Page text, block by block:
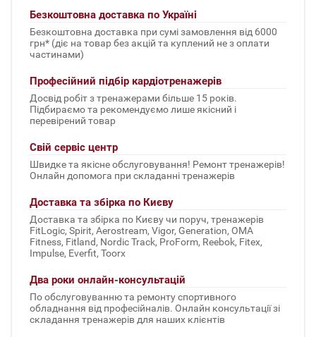
Безкоштовна доставка по Україні
Безкоштовна доставка при сумі замовлення від 6000
грн* (діє на товар без акцій та куплений не з оплати
частинами)
Професійний підбір кардіотренажерів
Досвід робіт з тренажерами більше 15 років.
Підбираємо та рекомендуємо лише якісний і
перевірений товар
Свій сервіс центр
Швидке та якісне обслуговування! Ремонт тренажерів!
Онлайн допомога при складанні тренажерів
Доставка та збірка по Києву
Доставка та збірка по Києву чи поруч, тренажерів
FitLogic, Spirit, Aerostream, Vigor, Generation, OMA
Fitness, Fitland, Nordic Track, ProForm, Reebok, Fitex,
Impulse, Everfit, Toorx
Два роки онлайн-консультацій
По обслуговуванню та ремонту спортивного
обладнання від професійналів. Онлайн консультації зі
складання тренажерів для наших клієнтів